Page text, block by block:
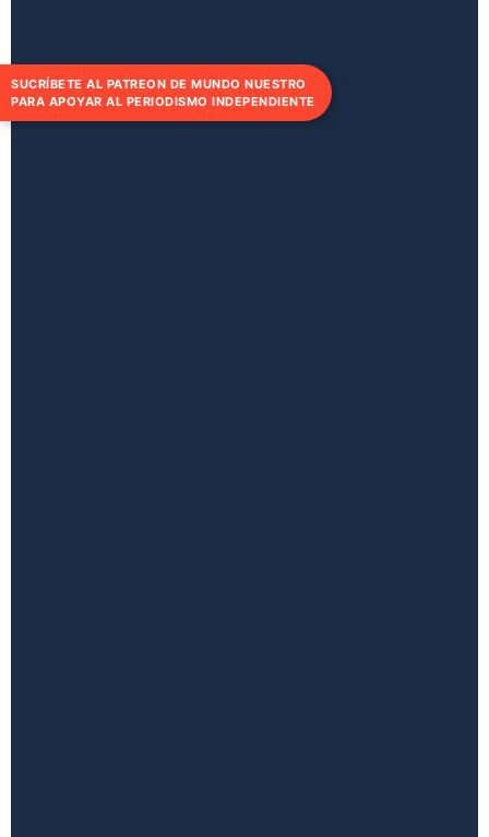
SUCRÍBETE AL PATREON DE MUNDO NUESTRO
PARA APOYAR AL PERIODISMO INDEPENDIENTE